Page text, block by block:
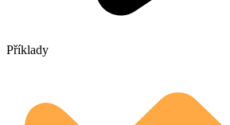
Příklady